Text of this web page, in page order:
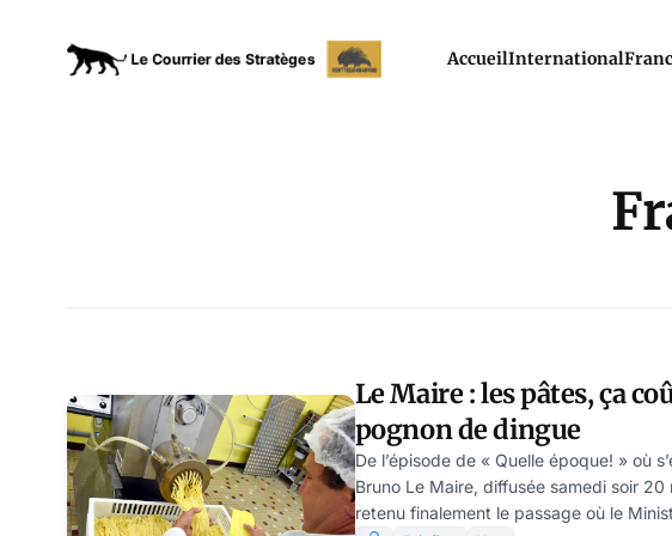
AccueilInternational
Le Maire : les pâtes, ça
pognon de dingue
De l’épisode de « Quelle époque! » où
Bruno Le Maire, diffusée samedi soir 20
retenu finalement le passage où le